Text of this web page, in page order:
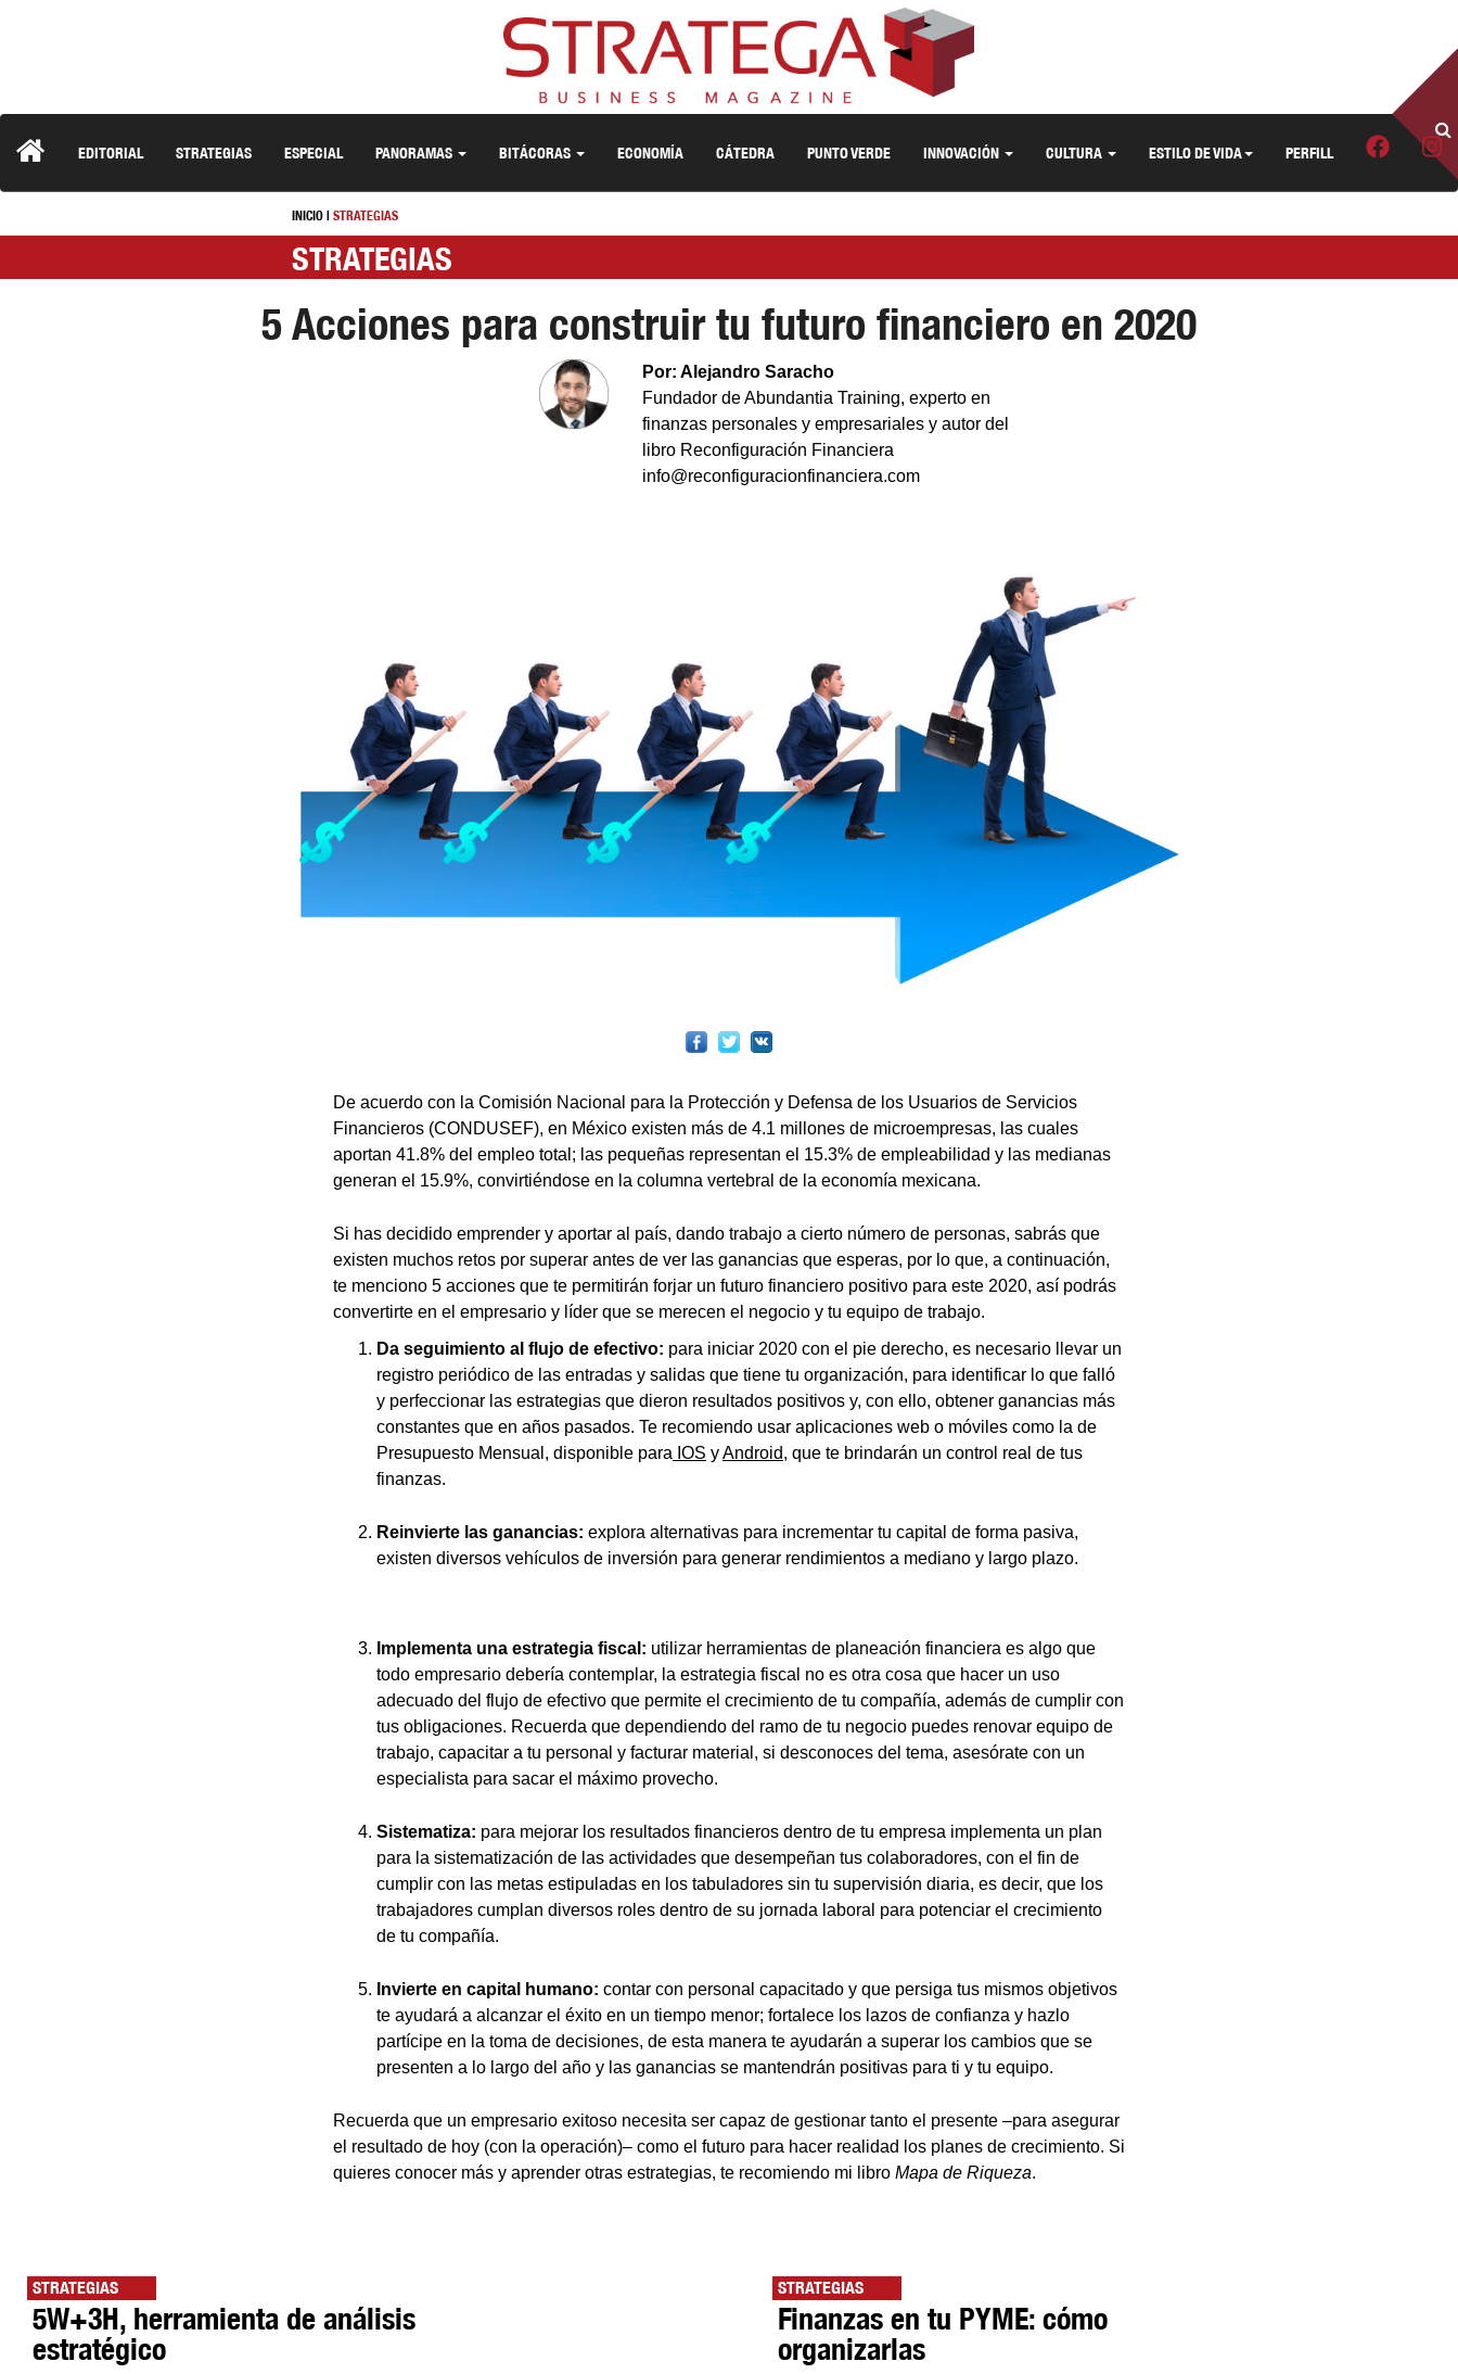
EDITORIAL STRATEGIAS ESPECIAL PANORAMAS BITÁCORAS ECONOMÍA CÁTEDRA PUNTO VERDE INNOVACIÓN CULTURA ESTILO DE VIDA PERFILL
INICIO| STRATEGIAS
STRATEGIAS
5 Acciones para construir tu futuro financiero en 2020
Por: Alejandro Saracho
Fundador de Abundantia Training, experto en
finanzas personales y empresariales y autor del
libro Reconfiguración Financiera
info@reconfiguracionfinanciera.com
De acuerdo con la Comisión Nacional para la Protección y Defensa de los Usuarios de Servicios
Financieros (CONDUSEF), en México existen más de 4.1 millones de microempresas, las cuales
aportan 41.8% del empleo total; las pequeñas representan el 15.3% de empleabilidad y las medianas
generan el 15.9%, convirtiéndose en la columna vertebral de la economía mexicana.
Si has decidido emprender y aportar al país, dando trabajo a cierto número de personas, sabrás que
existen muchos retos por superar antes de ver las ganancias que esperas, por lo que, a continuación,
te menciono 5 acciones que te permitirán forjar un futuro financiero positivo para este 2020, así podrás
convertirte en el empresario y líder que se merecen el negocio y tu equipo de trabajo.
Da seguimiento al flujo de efectivo: para iniciar 2020 con el pie derecho, es necesario llevar un
registro periódico de las entradas y salidas que tiene tu organización, para identificar lo que falló
y perfeccionar las estrategias que dieron resultados positivos y, con ello, obtener ganancias más
constantes que en años pasados. Te recomiendo usar aplicaciones web o móviles como la de
Presupuesto Mensual, disponible para IOS yAndroid, que te brindarán un control real de tus
finanzas.
Reinvierte las ganancias: explora alternativas para incrementar tu capital de forma pasiva,
existen diversos vehículos de inversión para generar rendimientos a mediano y largo plazo.
Implementa una estrategia fiscal: utilizar herramientas de planeación financiera es algo que
todo empresario debería contemplar, la estrategia fiscal no es otra cosa que hacer un uso
adecuado del flujo de efectivo que permite el crecimiento de tu compañía, además de cumplir con
tus obligaciones. Recuerda que dependiendo del ramo de tu negocio puedes renovar equipo de
trabajo, capacitar a tu personal y facturar material, si desconoces del tema, asesórate con un
especialista para sacar el máximo provecho.
Sistematiza: para mejorar los resultados financieros dentro de tu empresa implementa un plan
para la sistematización de las actividades que desempeñan tus colaboradores, con el fin de
cumplir con las metas estipuladas en los tabuladores sin tu supervisión diaria, es decir, que los
trabajadores cumplan diversos roles dentro de su jornada laboral para potenciar el crecimiento
de tu compañía.
Invierte en capital humano: contar con personal capacitado y que persiga tus mismos objetivos
te ayudará a alcanzar el éxito en un tiempo menor; fortalece los lazos de confianza y hazlo
partícipe en la toma de decisiones, de esta manera te ayudarán a superar los cambios que se
presenten a lo largo del año y las ganancias se mantendrán positivas para ti y tu equipo.
Recuerda que un empresario exitoso necesita ser capaz de gestionar tanto el presente –para asegurar
el resultado de hoy (con la operación)– como el futuro para hacer realidad los planes de crecimiento. Si
quieres conocer más y aprender otras estrategias, te recomiendo mi libro Mapa de Riqueza.
STRATEGIAS
5W+3H, herramienta de análisis
estratégico
STRATEGIAS
Finanzas en tu PYME: cómo
organizarlas